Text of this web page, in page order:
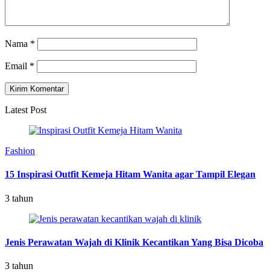
Nama *
Email *
Latest Post
Fashion
15 Inspirasi Outfit Kemeja Hitam Wanita agar Tampil Elegan
3 tahun
Jenis Perawatan Wajah di Klinik Kecantikan Yang Bisa Dicoba
3 tahun